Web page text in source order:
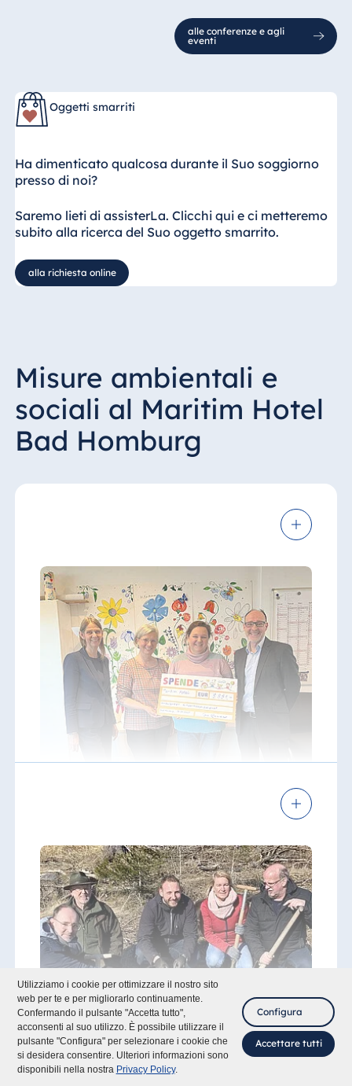
Utilizziamo i cookie per ottimizzare il nostro sito
web per te e per migliorarlo continuamente.
Confermando il pulsante "Accetta tutto",
acconsenti al suo utilizzo. È possibile utilizzare il
pulsante "Configura" per selezionare i cookie che
si desidera consentire. Ulteriori informazioni sono
disponibili nella nostra Privacy Policy.
Configura
Accettare tutti
alle conferenze e agli
eventi
Oggetti smarriti
Ha dimenticato qualcosa durante il Suo soggiorno
presso di noi?
Saremo lieti di assisterLa. Clicchi qui e ci metteremo
subito alla ricerca del Suo oggetto smarrito.
alla richiesta online
Misure ambientali e
sociali al Maritim Hotel
Bad Homburg
Hospice per Bambini e
Giovani
2025
Per ogni camera che non richiede la pulizia
quotidiana, sosteniamo il Servizio di
Assistenza Hospice Pediatrico e Giovanile
Ambulatoriale di Bad Homburg/Taunus.
Come parte dell’Associazione Tedesca degli
Hospice per Bambini, questa struttura
accompagna le famiglie con bambini,
adolescenti o giovani adulti affetti da
malattie che ne limitano l’aspettativa di vita